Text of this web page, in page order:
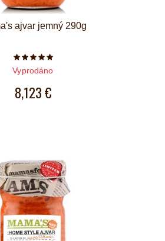
ajvar jemný 290g
Počet hvězdiček je 5 z 5
Vyprodáno
8,123 €